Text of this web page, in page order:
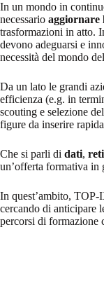
In un mondo in
necessario aggiornare
trasformazioni in atto.
devono adeguarsi e
necessità del mondo
Da un lato le grandi
efficienza (e.g. in
scouting e selezione
figure da inserire
Che si parli di dati, reti
un’offerta formativa in
In quest’ambito, TOP-
cercando di anticipare
percorsi di formazione